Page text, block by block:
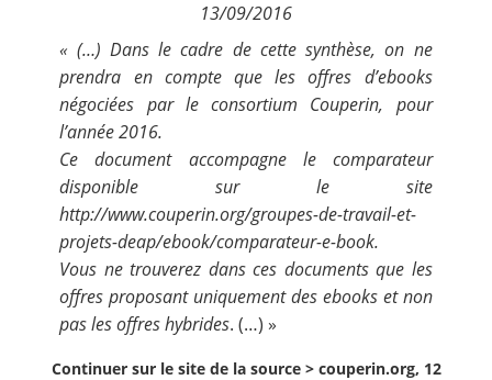
13/09/2016
« (…) Dans le cadre de cette synthèse, on ne
prendra en compte que les offres d’ebooks
négociées par le consortium Couperin, pour
l’année 2016.
Ce document accompagne le comparateur
disponible sur le site
http://www.couperin.org/groupes-de-travail-et-
projets-deap/ebook/comparateur-e-book.
Vous ne trouverez dans ces documents que les
offres proposant uniquement des ebooks et non
pas les offres hybrides. (…) »
Continuer sur le site de la source > couperin.org, 12